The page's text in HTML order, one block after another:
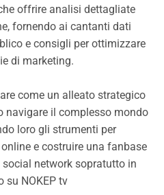
offrire analisi dettagliate
fornendo ai cantanti dati
e consigli per ottimizzare
di marketing.
come un alleato strategico
navigare il complesso mondo
loro gli strumenti per
e costruire una fanbase
network sopratutto in
su NOKEP tv